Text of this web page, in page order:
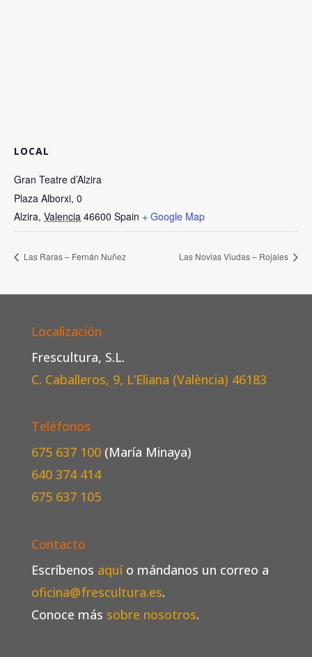
LOCAL
Gran Teatre d’Alzira
Plaza Alborxi, 0
Alzira, Valencia 46600 Spain + Google Map
Las Raras – Fernán Nuñez Las Novias Viudas – Rojales
Localización
Frescultura, S.L.
C. Caballeros, 9, L’Eliana (València) 46183
Teléfonos
675 637 100 (María Minaya)
640 374 414
675 637 105
Contacto
Escríbenos aquío mándanos un correo a
oficina@frescultura.es.
Conoce más sobre nosotros.